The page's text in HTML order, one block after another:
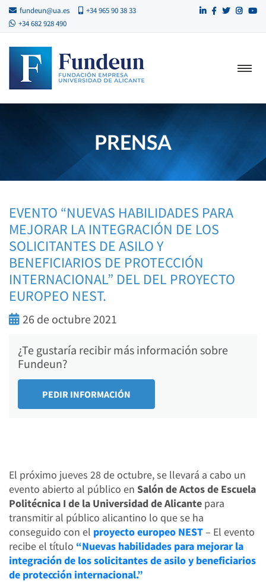
fundeun@ua.es
+34 965 90 38 33
+34 682 928 490
PRENSA
EVENTO “NUEVAS HABILIDADES PARA
MEJORAR LA INTEGRACIÓN DE LOS
SOLICITANTES DE ASILO Y
BENEFICIARIOS DE PROTECCIÓN
INTERNACIONAL” DEL DEL PROYECTO
EUROPEO NEST.
26 de octubre 2021
¿Te gustaría recibir más información sobre
Fundeun?
El próximo jueves 28 de octubre, se llevará a cabo un
evento abierto al público en Salón de Actos de Escuela
Politécnica I de la Universidad de Alicante para
transmitir al público alicantino lo que se ha
conseguido con el proyecto europeo NEST– El evento
recibe el título “Nuevas habilidades para mejorar la
integración de los solicitantes de asilo y beneficiarios
de protección internacional.”